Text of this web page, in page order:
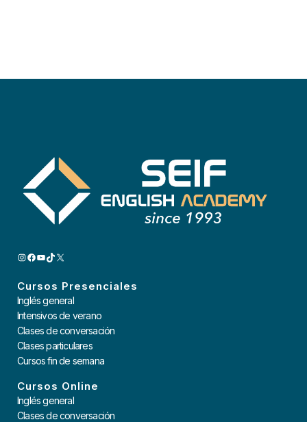
INSTAGRAM
FACEBOOK
YOUTUBE
TIKTOK
X
Cursos Presenciales
Inglés general
Intensivos de verano
Clases de conversación
Clases particulares
Cursos fin de semana
Cursos Online
Inglés general
Clases de conversación